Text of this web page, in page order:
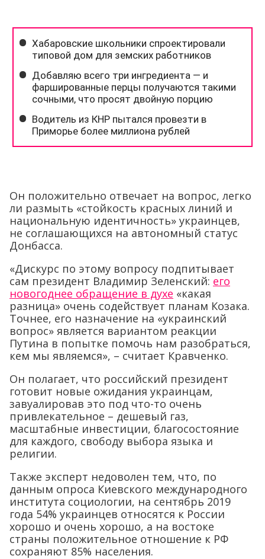
Он положительно отвечает на вопрос, легко
ли размыть «стойкость красных линий и
национальную идентичность» украинцев,
не соглашающихся на автономный статус
Донбасса.
«Дискурс по этому вопросу подпитывает
сам президент Владимир Зеленский: его
новогоднее обращение в духе «какая
разница» очень содействует планам Козака.
Точнее, его назначение на «украинский
вопрос» является вариантом реакции
Путина в попытке помочь нам разобраться,
кем мы являемся», – считает Кравченко.
Он полагает, что российский президент
готовит новые ожидания украинцам,
завуалировав это под что-то очень
привлекательное – дешевый газ,
масштабные инвестиции, благосостояние
для каждого, свободу выбора языка и
религии.
Также эксперт недоволен тем, что, по
данным опроса Киевского международного
института социологии, на сентябрь 2019
года 54% украинцев относятся к России
хорошо и очень хорошо, а на востоке
страны положительное отношение к РФ
сохраняют 85% населения.